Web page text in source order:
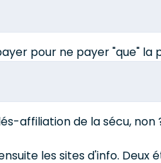
pour ne payer "que" la
affiliation de la sécu, non
les sites d'info. Deux